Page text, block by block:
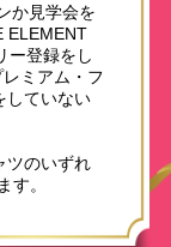
か見学会を
ELEMENT
ー登録をし
ミアム・フ
していない
ツのいずれ
す。